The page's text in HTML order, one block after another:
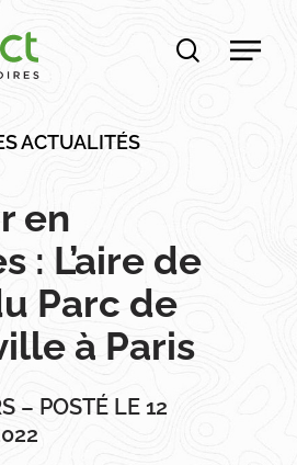
recherche
ACTUALITÉS
en
: L’aire de
Parc de
à Paris
– POSTÉ LE 12